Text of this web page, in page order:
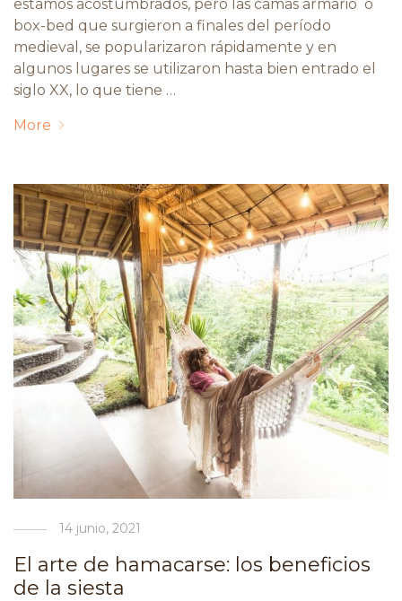
estamos acostumbrados, pero las camas armario o
box-bed que surgieron a finales del período
medieval, se popularizaron rápidamente y en
algunos lugares se utilizaron hasta bien entrado el
siglo XX, lo que tiene …
More
14 junio, 2021
El arte de hamacarse: los beneficios
de la siesta